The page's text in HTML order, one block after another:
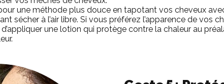
une méthode plus douce en tapotant vos cheveux
sécher à l’air libre. Si vous préférez l’apparence de vos
une lotion qui protège contre la chaleur au